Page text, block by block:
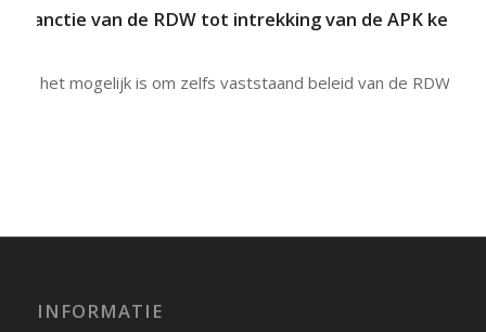
sanctie van de RDW tot intrekking van de APK
Dat het mogelijk is om zelfs vaststaand beleid van de RDW in…
INFORMATIE